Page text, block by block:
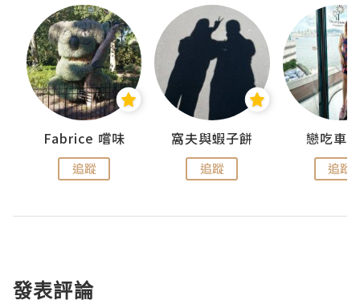
Fabrice 嚐味
追蹤
窩夫與蝦子餅
追蹤
戀吃車
追蹤
發表評論